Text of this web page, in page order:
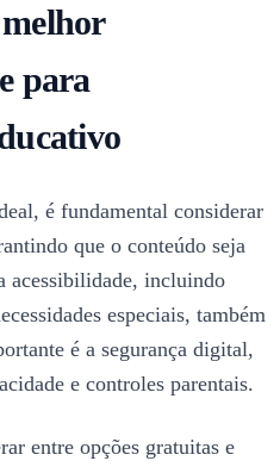
para
é fundamental considerar
que o conteúdo seja
acessibilidade, incluindo
especiais, também
é a segurança digital,
e controles parentais.
entre opções gratuitas e